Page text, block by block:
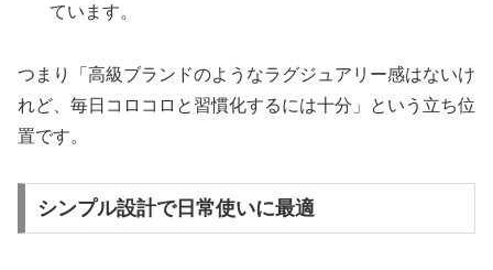
ています。
つまり「高級ブランドのようなラグジュアリー感はないけ
れど、毎日コロコロと習慣化するには十分」という立ち位
置です。
シンプル設計で日常使いに最適